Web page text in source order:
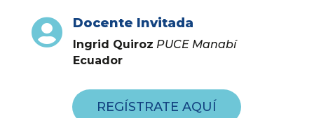
 Docente Invitada
Ingrid Quiroz PUCE Manabí
Ecuador
REGÍSTRATE AQUÍ